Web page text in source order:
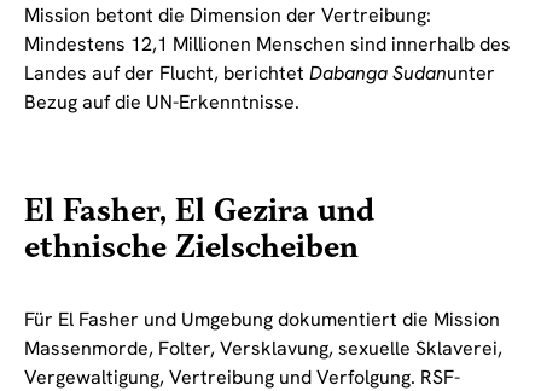
Mission betont die Dimension der Vertreibung:
Mindestens 12,1 Millionen Menschen sind innerhalb des
Landes auf der Flucht, berichtet Dabanga Sudanunter
Bezug auf die UN-Erkenntnisse.
El Fasher, El Gezira und
ethnische Zielscheiben
Für El Fasher und Umgebung dokumentiert die Mission
Massenmorde, Folter, Versklavung, sexuelle Sklaverei,
Vergewaltigung, Vertreibung und Verfolgung. RSF-